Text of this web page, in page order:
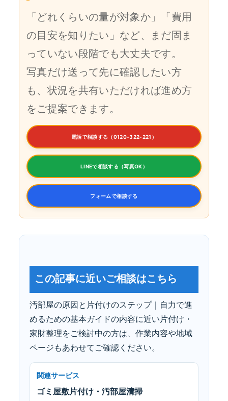
「どれくらいの量が対象か」「費用
の目安を知りたい」など、まだ固ま
っていない段階でも大丈夫です。
写真だけ送って先に確認したい方
も、状況を共有いただければ進め方
をご提案できます。
電話で相談する（0120-322-221）
LINEで相談する（写真OK）
フォームで相談する
この記事に近いご相談はこちら
汚部屋の原因と片付けのステップ｜自力で進
めるための基本ガイドの内容に近い片付け・
家財整理をご検討中の方は、作業内容や地域
ページもあわせてご確認ください。
関連サービス
ゴミ屋敷片付け・汚部屋清掃